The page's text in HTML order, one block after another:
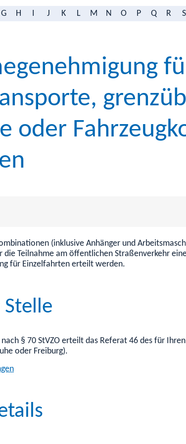
G H J K L M N O P Q R S
oder
(inklusive Anhänger und
Teilnahme am öffentlichen Straßenverkehr
für Einzelfahrten erteilt werden.
§ 70 StVZO erteilt das Referat 46 des für
oder Freiburg).